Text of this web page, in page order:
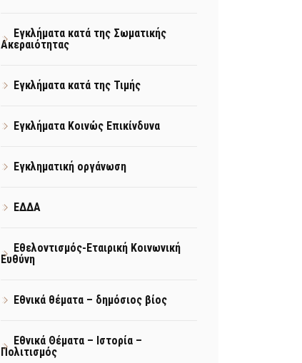
Εγκλήματα κατά της Σωματικής
Ακεραιότητας
Εγκλήματα κατά της Τιμής
Εγκλήματα Κοινώς Επικίνδυνα
Εγκληματική οργάνωση
ΕΔΔΑ
Εθελοντισμός-Εταιρική Κοινωνική
Ευθύνη
Εθνικά θέματα – δημόσιος βίος
Εθνικά Θέματα – Ιστορία –
Πολιτισμός